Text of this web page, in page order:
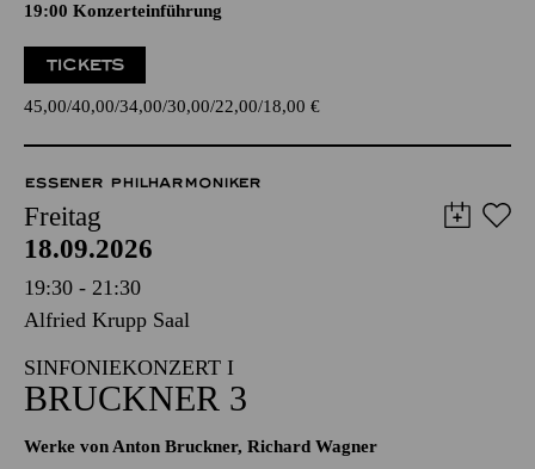
19:00 Konzerteinführung
TICKETS
45,00 40,00 34,00 30,00 22,00 18,00 €
ESSENER PHILHARMONIKER
Freitag
18.09.2026
19:30 - 21:30
Alfried Krupp Saal
SINFONIEKONZERT I
BRUCKNER 3
Werke von Anton Bruckner, Richard Wagner